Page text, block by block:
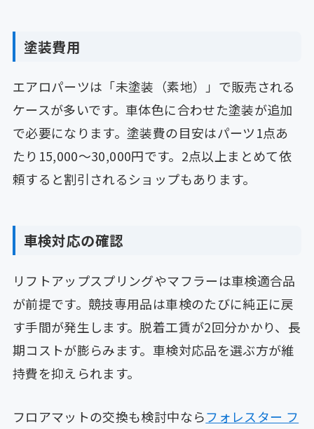
塗装費用
エアロパーツは「未塗装（素地）」で販売される
ケースが多いです。車体色に合わせた塗装が追加
で必要になります。塗装費の目安はパーツ1点あ
たり15,000〜30,000円です。2点以上まとめて依
頼すると割引されるショップもあります。
車検対応の確認
リフトアップスプリングやマフラーは車検適合品
が前提です。競技専用品は車検のたびに純正に戻
す手間が発生します。脱着工賃が2回分かかり、長
期コストが膨らみます。車検対応品を選ぶ方が維
持費を抑えられます。
フロアマットの交換も検討中ならフォレスター フ